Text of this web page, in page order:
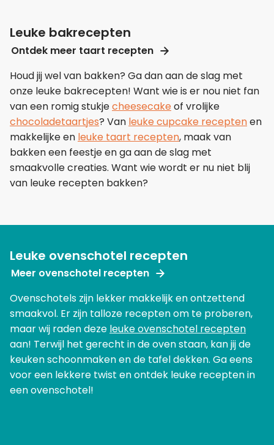
Leuke bakrecepten
Ontdek meer taart recepten
Houd jij wel van bakken? Ga dan aan de slag met
onze leuke bakrecepten! Want wie is er nou niet fan
van een romig stukjecheesecakeof vrolijke
chocoladetaartjes? Van leuke cupcake receptenen
makkelijke en leuke taart recepten, maak van
bakken een feestje en ga aan de slag met
smaakvolle creaties. Want wie wordt er nu niet blij
van leuke recepten bakken?
Leuke ovenschotel recepten
Meer ovenschotel recepten
Ovenschotels zijn lekker makkelijk en ontzettend
smaakvol. Er zijn talloze recepten om te proberen,
maar wij raden deze leuke ovenschotel recepten
aan! Terwijl het gerecht in de oven staan, kan jij de
keuken schoonmaken en de tafel dekken. Ga eens
voor een lekkere twist en ontdek leuke recepten in
een ovenschotel!